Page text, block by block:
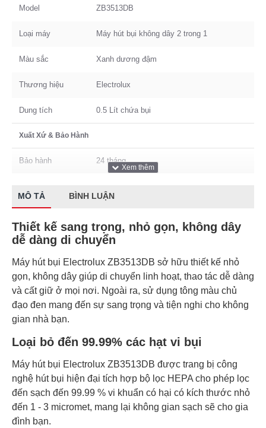
Model ZB3513DB
Loại máy Máy hút bụi không dây 2 trong 1
Màu sắc Xanh dương đậm
Thương hiệu Electrolux
Dung tích 0.5 Lít chứa bụi
Xuất Xứ & Bảo Hành
Bảo hành 24 tháng
MÔ TẢ BÌNH LUẬN
Thiết kế sang trọng, nhỏ gọn, không dây
dễ dàng di chuyển
Máy hút bụi Electrolux ZB3513DB sở hữu thiết kế nhỏ
gọn, không dây giúp di chuyển linh hoạt, thao tác dễ dàng
và cất giữ ở mọi nơi. Ngoài ra, sử dụng tông màu chủ
đạo đen mang đến sự sang trọng và tiện nghi cho không
gian nhà bạn.
Loại bỏ đến 99.99% các hạt vi bụi
Máy hút bụi Electrolux ZB3513DB được trang bị công
nghệ hút bụi hiện đại tích hợp bộ lọc HEPA cho phép lọc
đến sạch đến 99.99 % vi khuẩn có hại có kích thước nhỏ
đến 1 - 3 micromet, mang lại không gian sạch sẽ cho gia
đình bạn.